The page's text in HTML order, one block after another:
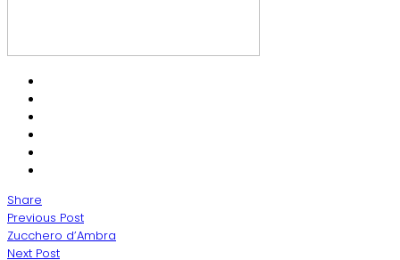
Share
Previous Post
Zucchero d’Ambra
Next Post